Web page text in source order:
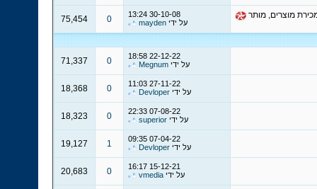
30-10-08
13:24
על ידיmayden
0
75,454
22-12-22
18:58
על ידיMegnum
0
71,337
27-11-22
11:03
על ידיDevloper
0
18,368
07-08-22
22:33
על ידיsuperior
0
18,323
07-04-22
09:35
על ידיDevloper
1
19,127
15-12-21
16:17
על ידיvmedia
0
20,683